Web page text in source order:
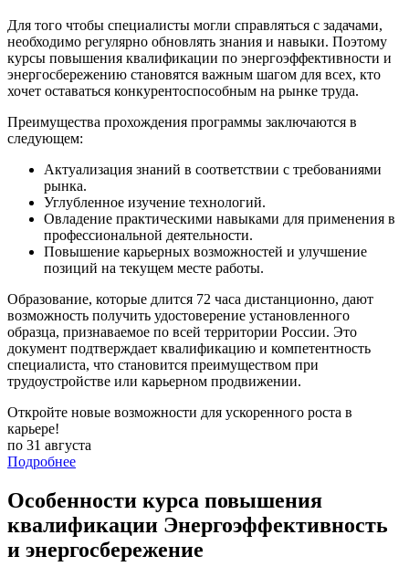
Для того чтобы специалисты могли справляться с задачами,
необходимо регулярно обновлять знания и навыки. Поэтому
курсы повышения квалификации по энергоэффективности и
энергосбережению становятся важным шагом для всех, кто
хочет оставаться конкурентоспособным на рынке труда.
Преимущества прохождения программы заключаются в
следующем:
Актуализация знаний в соответствии с требованиями
рынка.
Углубленное изучение технологий.
Овладение практическими навыками для применения в
профессиональной деятельности.
Повышение карьерных возможностей и улучшение
позиций на текущем месте работы.
Образование, которые длится 72 часа дистанционно, дают
возможность получить удостоверение установленного
образца, признаваемое по всей территории России. Это
документ подтверждает квалификацию и компетентность
специалиста, что становится преимуществом при
трудоустройстве или карьерном продвижении.
Откройте новые возможности для ускоренного роста в
карьере!
по 31 августа
Подробнее
Особенности курса повышения
квалификации Энергоэффективность
и энергосбережение